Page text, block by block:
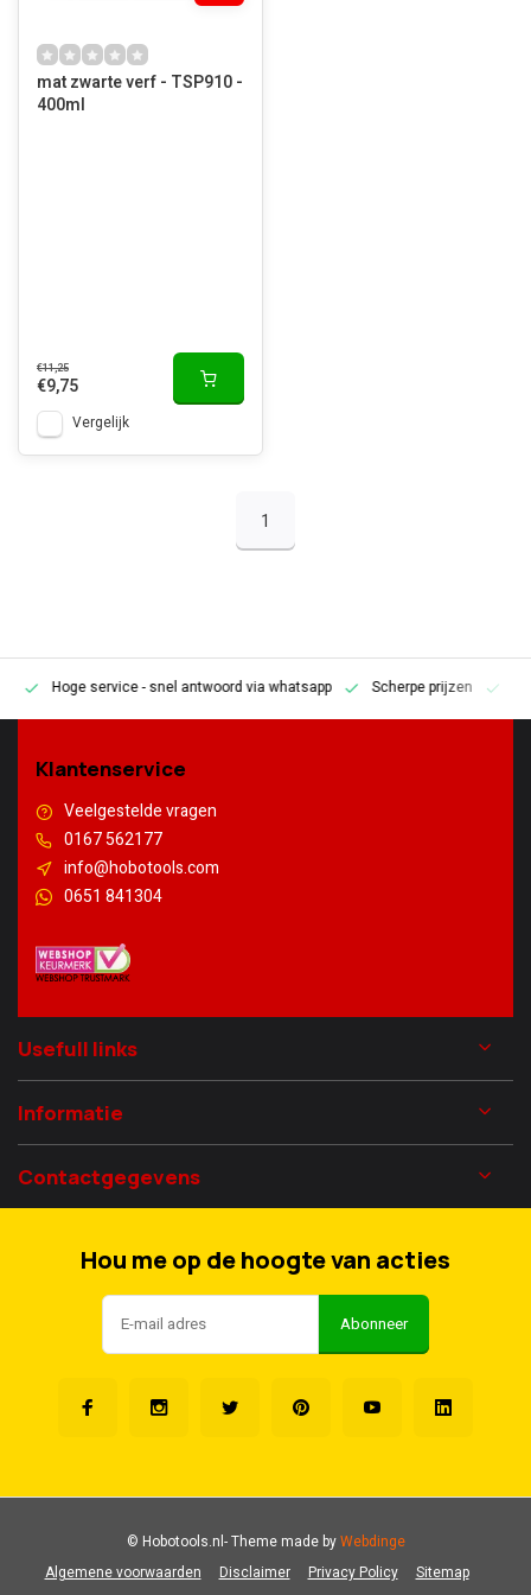
mat zwarte verf - TSP910 -
400ml
€11,25
€9,75
Vergelijk
1
Hoge service- snel antwoord via whatsapp Scherpe prijzen
Klantenservice
Veelgestelde vragen
0167 562177
info@hobotools.com
0651 841304
Usefull links
Informatie
Contactgegevens
Hou me op de hoogte van acties
Abonneer
Algemene voorwaarden Disclaimer Privacy Policy Sitemap
© Hobotools.nl- Theme made byWebdinge